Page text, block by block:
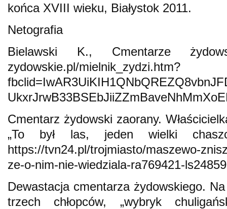
końca XVIII wieku, Białystok 2011.
Netografia
Bielawski K., Cmentarze
zydowskie.pl/mielnik_zydzi.htm?
Cmentarz żydowski zaorany.
„To był las, jeden wielki
https://tvn24.pl/trojmiasto/maszewo-
ze-o-nim-nie-wiedziala-ra769421-
Dewastacja cmentarza żydowskiego.
trzech chłopców, „wybryk